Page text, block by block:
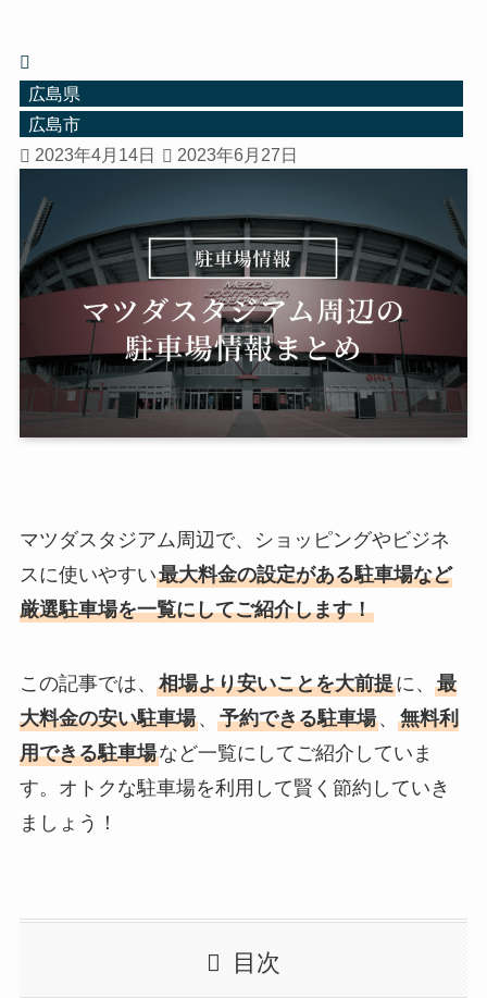
広島県
広島市
2023年4月14日
2023年6月27日
マツダスタジアム周辺で、ショッピングやビジネ
スに使いやすい最大料金の設定がある駐車場など
厳選駐車場を一覧にしてご紹介します！
この記事では、 相場より安いことを大前提に、 最
大料金の安い駐車場、 予約できる駐車場、 無料利
用できる駐車場など一覧にしてご紹介していま
す。オトクな駐車場を利用して賢く節約していき
ましょう！
目次